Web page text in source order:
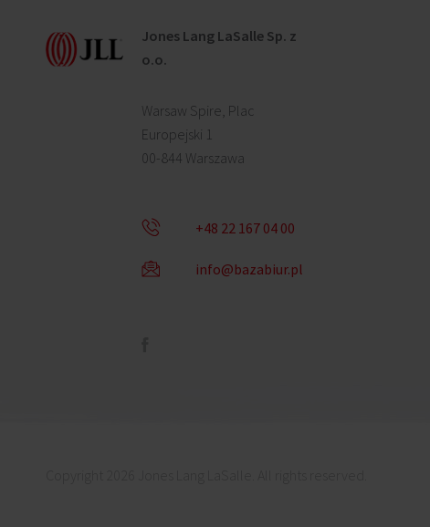
Jones Lang LaSalle Sp. z
o.o.
Warsaw Spire, Plac
Europejski 1
00-844 Warszawa
+48 22 167 04 00
info@bazabiur.pl